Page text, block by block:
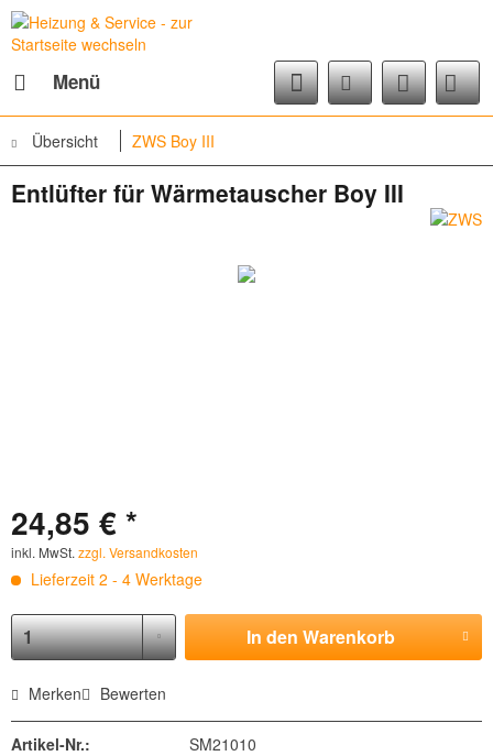
Menü
Übersicht ZWS Boy III
Entlüfter für Wärmetauscher Boy III
24,85 € *
inkl. MwSt. zzgl. Versandkosten
Lieferzeit 2 - 4 Werktage
In denWarenkorb
Merken Bewerten
Artikel-Nr.: SM21010